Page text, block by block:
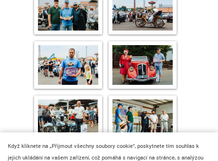
Když kliknete na „Přijmout všechny soubory cookie“, poskytnete tím souhlas k
jejich ukládání na vašem zařízení, což pomáhá s navigací na stránce, s analýzou